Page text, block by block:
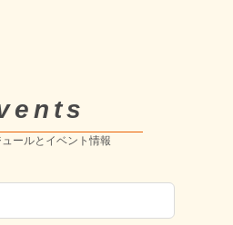
ールとイベント情報